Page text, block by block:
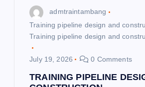
admtraintambang
Training pipeline design and
Training pipeline design and
July 19, 2026 0 Comments
TRAINING PIPELINE